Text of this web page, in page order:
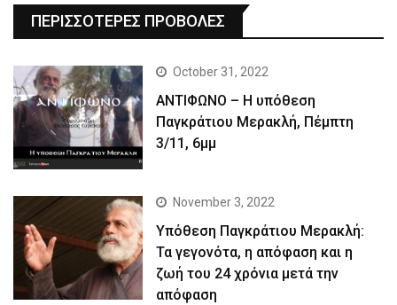
ΠΕΡΙΣΣΟΤΕΡΕΣ ΠΡΟΒΟΛΕΣ
October 31, 2022
ΑΝΤΙΦΩΝΟ – Η υπόθεση
Παγκράτιου Μερακλή, Πέμπτη
3/11, 6μμ
November 3, 2022
Yπόθεση Παγκράτιου Μερακλή:
Τα γεγονότα, η απόφαση και η
ζωή του 24 χρόνια μετά την
απόφαση